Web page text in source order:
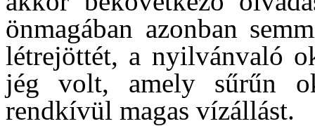
önmagában azonban
létrejöttét, a nyilvánvaló
jég volt, amely sűrűn
rendkívül magas vízállást.